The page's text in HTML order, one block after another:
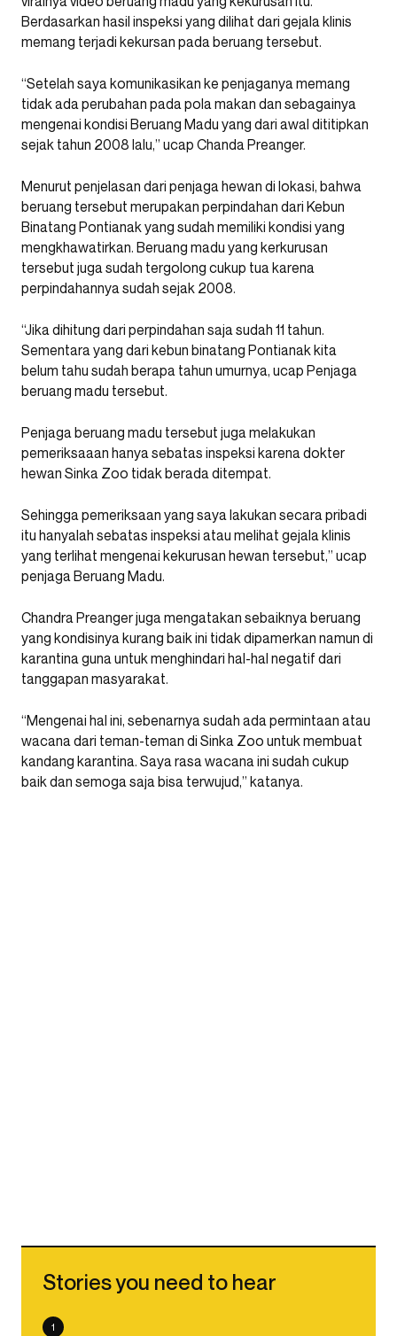
Berdasarkan hasil inspeksi yang dilihat dari gejala klinis
memang terjadi kekursan pada beruang tersebut.
“Setelah saya komunikasikan ke penjaganya memang
tidak ada perubahan pada pola makan dan sebagainya
mengenai kondisi Beruang Madu yang dari awal dititipkan
sejak tahun 2008 lalu,” ucap Chanda Preanger.
Menurut penjelasan dari penjaga hewan di lokasi, bahwa
beruang tersebut merupakan perpindahan dari Kebun
Binatang Pontianak yang sudah memiliki kondisi yang
mengkhawatirkan. Beruang madu yang kerkurusan
tersebut juga sudah tergolong cukup tua karena
perpindahannya sudah sejak 2008.
“Jika dihitung dari perpindahan saja sudah 11 tahun.
Sementara yang dari kebun binatang Pontianak kita
belum tahu sudah berapa tahun umurnya, ucap Penjaga
beruang madu tersebut.
Penjaga beruang madu tersebut juga melakukan
pemeriksaaan hanya sebatas inspeksi karena dokter
hewan Sinka Zoo tidak berada ditempat.
Sehingga pemeriksaan yang saya lakukan secara pribadi
itu hanyalah sebatas inspeksi atau melihat gejala klinis
yang terlihat mengenai kekurusan hewan tersebut,” ucap
penjaga Beruang Madu.
Chandra Preanger juga mengatakan sebaiknya beruang
yang kondisinya kurang baik ini tidak dipamerkan namun di
karantina guna untuk menghindari hal-hal negatif dari
tanggapan masyarakat.
“Mengenai hal ini, sebenarnya sudah ada permintaan atau
wacana dari teman-teman di Sinka Zoo untuk membuat
kandang karantina. Saya rasa wacana ini sudah cukup
baik dan semoga saja bisa terwujud,” katanya.
Stories you need to hear
1